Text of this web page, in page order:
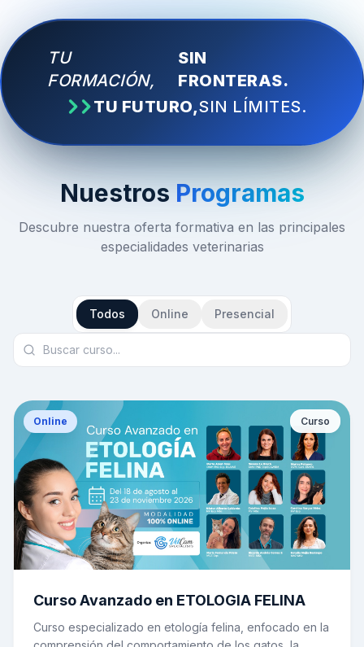
TU
FORMACIÓN,
SIN
FRONTERAS.
TU FUTURO,SIN LÍMITES.
Nuestros Programas
Descubre nuestra oferta formativa en las principales
especialidades veterinarias
Todos Online Presencial
Online Curso
Curso Avanzado en ETOLOGIA FELINA
Curso especializado en etología felina, enfocado en la